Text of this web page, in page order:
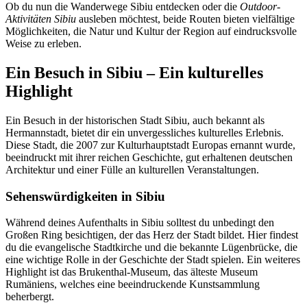
Ob du nun die Wanderwege Sibiu entdecken oder die Outdoor-
Aktivitäten Sibiu ausleben möchtest, beide Routen bieten vielfältige
Möglichkeiten, die Natur und Kultur der Region auf eindrucksvolle
Weise zu erleben.
Ein Besuch in Sibiu – Ein kulturelles
Highlight
Ein Besuch in der historischen Stadt Sibiu, auch bekannt als
Hermannstadt, bietet dir ein unvergessliches kulturelles Erlebnis.
Diese Stadt, die 2007 zur Kulturhauptstadt Europas ernannt wurde,
beeindruckt mit ihrer reichen Geschichte, gut erhaltenen deutschen
Architektur und einer Fülle an kulturellen Veranstaltungen.
Sehenswürdigkeiten in Sibiu
Während deines Aufenthalts in Sibiu solltest du unbedingt den
Großen Ring besichtigen, der das Herz der Stadt bildet. Hier findest
du die evangelische Stadtkirche und die bekannte Lügenbrücke, die
eine wichtige Rolle in der Geschichte der Stadt spielen. Ein weiteres
Highlight ist das Brukenthal-Museum, das älteste Museum
Rumäniens, welches eine beeindruckende Kunstsammlung
beherbergt.